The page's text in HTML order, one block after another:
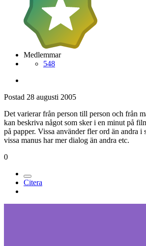
Medlemmar
548
Postad 28 augusti 2005
Det varierar från person till person och från
kan beskriva något som sker i en minut på
på papper. Vissa använder fler ord än andra i
vissa manus har mer dialog än andra etc.
0
Citera